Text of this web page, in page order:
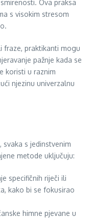
Ova praksa
s visokim stresom
fraze, praktikanti mogu
pažnje kada se
koristi u raznim
njezinu univerzalnu
s jedinstvenim
metode uključuju:
specifičnih riječi ili
kako bi se fokusirao
himne pjevane u